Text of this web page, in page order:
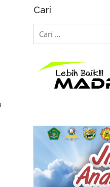
Cari
Cari
untuk: